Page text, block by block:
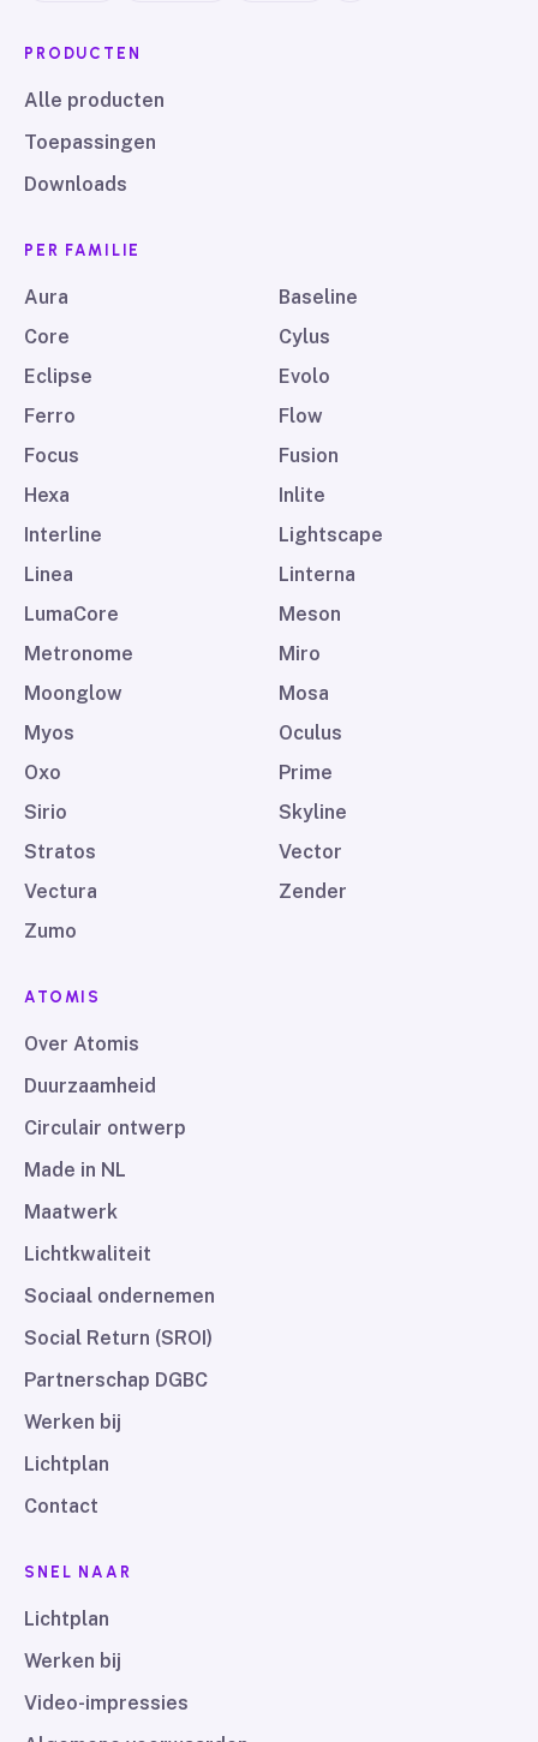
PRODUCTEN
Alle producten
Toepassingen
Downloads
PER FAMILIE
Aura
Baseline
Core
Cylus
Eclipse
Evolo
Ferro
Flow
Focus
Fusion
Hexa
Inlite
Interline
Lightscape
Linea
Linterna
LumaCore
Meson
Metronome
Miro
Moonglow
Mosa
Myos
Oculus
Oxo
Prime
Sirio
Skyline
Stratos
Vector
Vectura
Zender
Zumo
ATOMIS
Over Atomis
Duurzaamheid
Circulair ontwerp
Made in NL
Maatwerk
Lichtkwaliteit
Sociaal ondernemen
Social Return (SROI)
Partnerschap DGBC
Werken bij
Lichtplan
Contact
SNEL NAAR
Lichtplan
Werken bij
Video-impressies